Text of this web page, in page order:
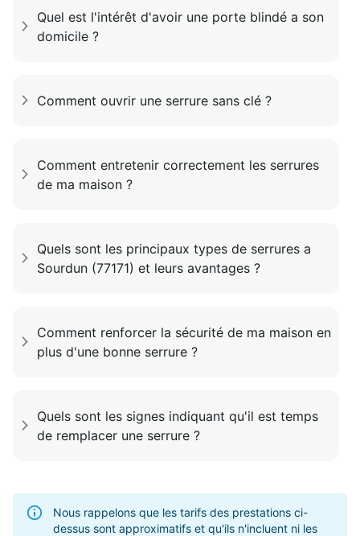
Quel est l'intérêt d'avoir une porte blindé a son
domicile ?
Comment ouvrir une serrure sans clé ?
Comment entretenir correctement les serrures
de ma maison ?
Quels sont les principaux types de serrures a
Sourdun (77171) et leurs avantages ?
Comment renforcer la sécurité de ma maison en
plus d'une bonne serrure ?
Quels sont les signes indiquant qu'il est temps
de remplacer une serrure ?
Nous rappelons que les tarifs des prestations ci-
dessus sont approximatifs et qu'ils n'incluent ni les